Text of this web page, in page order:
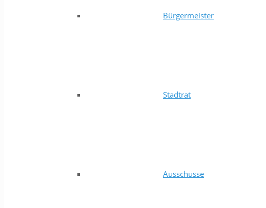
Bürgermeister
Stadtrat
Ausschüsse